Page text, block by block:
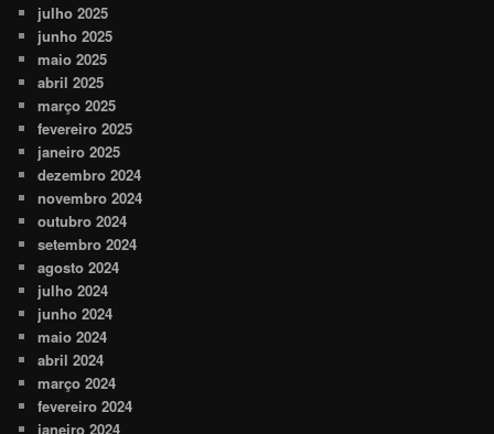
julho 2025
junho 2025
maio 2025
abril 2025
março 2025
fevereiro 2025
janeiro 2025
dezembro 2024
novembro 2024
outubro 2024
setembro 2024
agosto 2024
julho 2024
junho 2024
maio 2024
abril 2024
março 2024
fevereiro 2024
janeiro 2024